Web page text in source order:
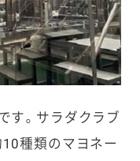
す。サラダクラブ
種類のマヨネー